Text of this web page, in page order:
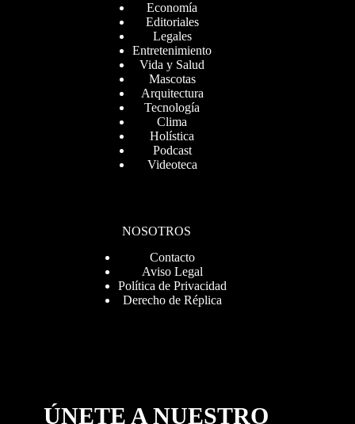
Economía
Editoriales
Legales
Entretenimiento
Vida y Salud
Mascotas
Arquitectura
Tecnología
Clima
Holística
Podcast
Videoteca
NOSOTROS
Contacto
Aviso Legal
Política de Privacidad
Derecho de Réplica
ÚNETE A NUESTRO